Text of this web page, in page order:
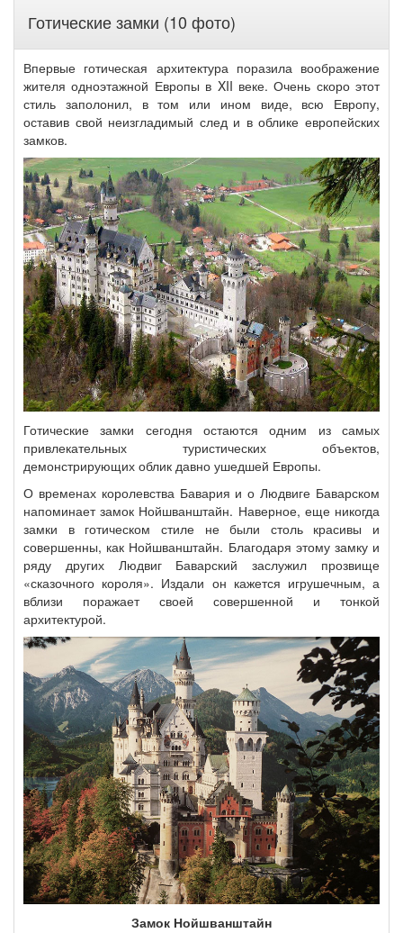
Готические замки (10 фото)
Впервые готическая архитектура поразила воображение
жителя одноэтажной Европы в XII веке. Очень скоро этот
стиль заполонил, в том или ином виде, всю Европу,
оставив свой неизгладимый след и в облике европейских
замков.
Готические замки сегодня остаются одним из самых
привлекательных туристических объектов,
демонстрирующих облик давно ушедшей Европы.
О временах королевства Бавария и о Людвиге Баварском
напоминает замок Нойшванштайн. Наверное, еще никогда
замки в готическом стиле не были столь красивы и
совершенны, как Нойшванштайн. Благодаря этому замку и
ряду других Людвиг Баварский заслужил прозвище
«сказочного короля». Издали он кажется игрушечным, а
вблизи поражает своей совершенной и тонкой
архитектурой.
Замок Нойшванштайн